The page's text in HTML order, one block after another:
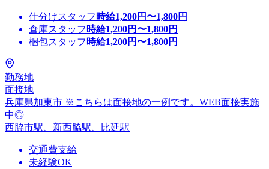
仕分けスタッフ 時給1,200円〜1,800円
倉庫スタッフ 時給1,200円〜1,800円
梱包スタッフ 時給1,200円〜1,800円
勤務地
面接地
兵庫県加東市 ※こちらは面接地の一例です。WEB面接実施
中◎
西脇市駅、新西脇駅、比延駅
交通費支給
未経験OK